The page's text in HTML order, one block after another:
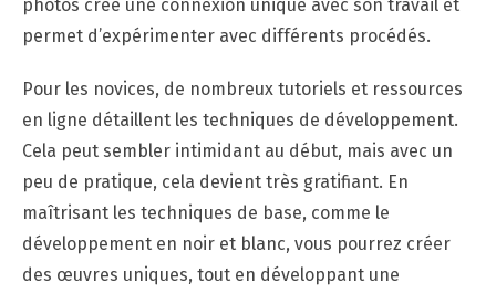
photos crée une connexion unique avec son travail et
permet d’expérimenter avec différents procédés.
Pour les novices, de nombreux tutoriels et ressources
en ligne détaillent les techniques de développement.
Cela peut sembler intimidant au début, mais avec un
peu de pratique, cela devient très gratifiant. En
maîtrisant les techniques de base, comme le
développement en noir et blanc, vous pourrez créer
des œuvres uniques, tout en développant une